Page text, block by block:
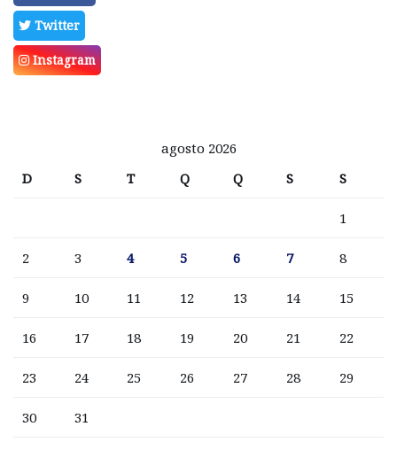
Twitter
Instagram
agosto 2026
D
S T Q Q S S
1
2 3 4 5 6 7 8
9 10 11 12 13 14 15
16 17 18 19 20 21 22
23 24 25 26 27 28 29
30 31